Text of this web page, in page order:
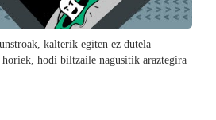
kalterik egiten ez dutela
hodi biltzaile nagusitik araztegira